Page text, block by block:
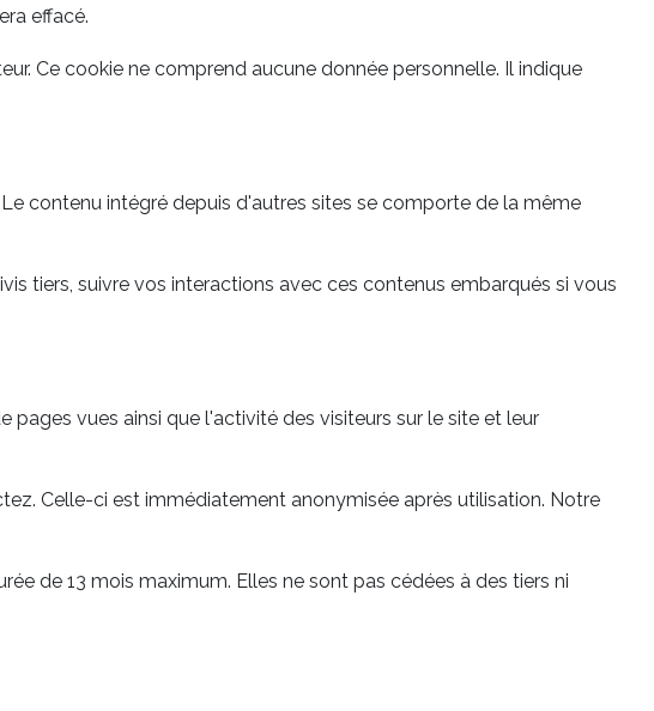
effacé.
Ce cookie ne comprend aucune donnée personnelle. Il indique
Le contenu intégré depuis d'autres sites se comporte de la même
tiers, suivre vos interactions avec ces contenus embarqués si vous
vues ainsi que l'activité des visiteurs sur le site et leur
Celle-ci est immédiatement anonymisée après utilisation. Notre
de 13 mois maximum. Elles ne sont pas cédées à des tiers ni